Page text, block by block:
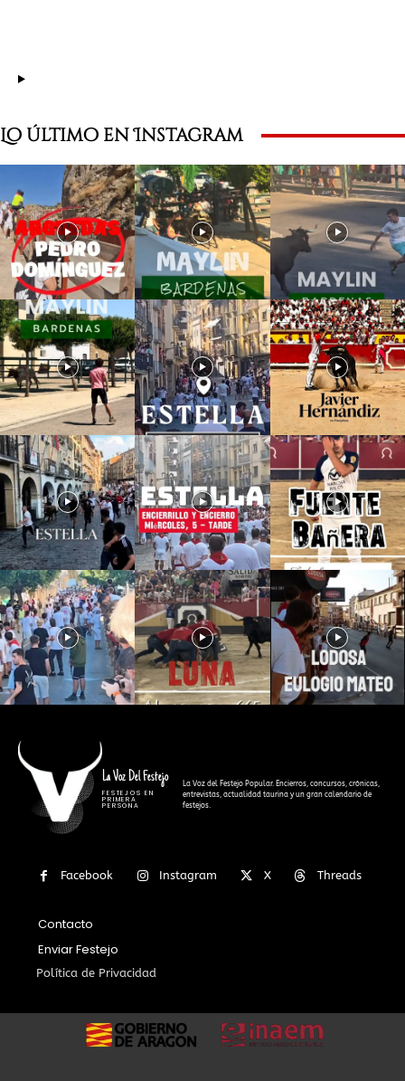
Lo último en Instagram
La Voz Del Festejo
FESTEJOS EN
PRIMERA
PERSONA
La Voz del Festejo Popular. Encierros, concursos, crónicas,
entrevistas, actualidad taurina y un gran calendario de
festejos.
Facebook Instagram X Threads
Contacto
Enviar Festejo
Política de Privacidad